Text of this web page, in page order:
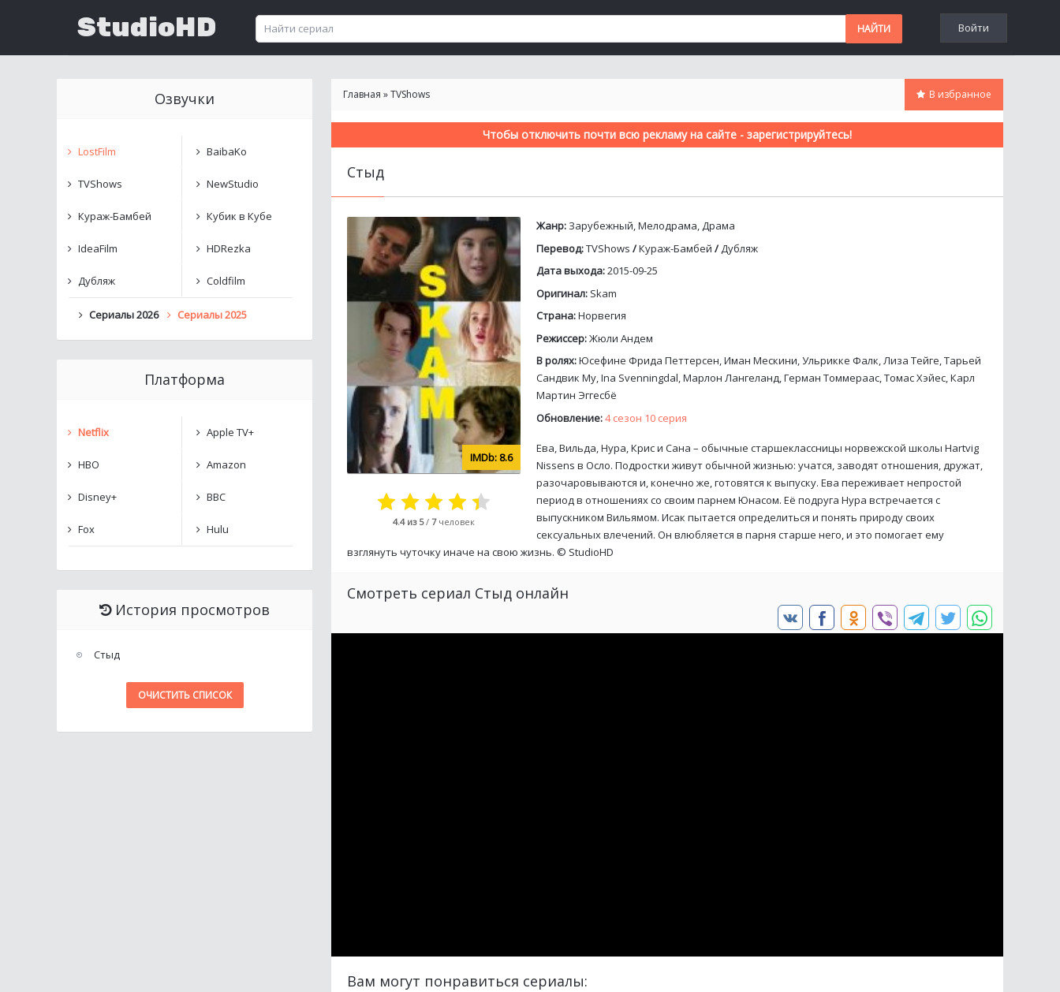
StudioHD Войти
Главная »TVShows В избранное
Чтобы отключить почти всю рекламу на сайте - зарегистрируйтесь!
Стыд
8.6
4.4из 5/ 7 человек
Жанр: Зарубежный, Мелодрама, Драма
Перевод:TVShows /Кураж-Бамбей / Дубляж
Дата выхода:2015-09-25
Оригинал: Skam
Страна:Норвегия
Режиссер:Жюли Андем
В ролях:Юсефине Фрида Петтерсен, Иман Мескини, Ульрикке Фалк, Лиза Тейге, Тарьей
Сандвик Му, Ina Svenningdal, Марлон Лангеланд, Герман Томмераас, Томас Хэйес, Карл
Мартин Эггесбё
Обновление:4 сезон 10 серия
Ева, Вильда, Нура, Крис и Сана – обычные старшеклассницы норвежской школы Hartvig
Nissens в Осло. Подростки живут обычной жизнью: учатся, заводят отношения, дружат,
разочаровываются и, конечно же, готовятся к выпуску. Ева переживает непростой
период в отношениях со своим парнем Юнасом. Её подруга Нура встречается с
выпускником Вильямом. Исак пытается определиться и понять природу своих
сексуальных влечений. Он влюбляется в парня старше него, и это помогает ему
взглянуть чуточку иначе на свою жизнь. © StudioHD
Смотреть сериал Стыд онлайн
Вам могут понравиться сериалы:
Озвучки
LostFilm BaibaKo
TVShows NewStudio
Кураж-Бамбей Кубик в Кубе
IdeaFilm HDRezka
Дубляж Coldfilm
Сериалы 2026 Сериалы 2025
Платформа
Netflix Apple TV+
HBO Amazon
Disney+ BBC
Fox Hulu
История просмотров
Стыд
ОЧИСТИТЬ СПИСОК